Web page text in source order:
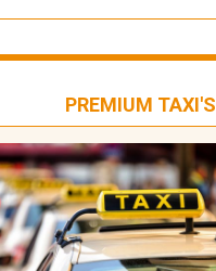
PREMIUM TAXI'S